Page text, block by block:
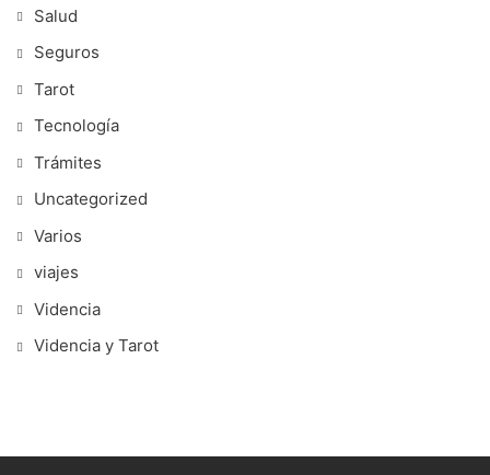
Salud
Seguros
Tarot
Tecnología
Trámites
Uncategorized
Varios
viajes
Videncia
Videncia y Tarot